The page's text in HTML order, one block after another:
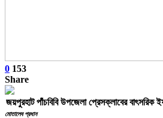
0 153
Share
জয়পুরহাট পাঁচবিবি উপজেলা প্রেসক্লাবের বাৎসরিক
মোতালেব প্রধান